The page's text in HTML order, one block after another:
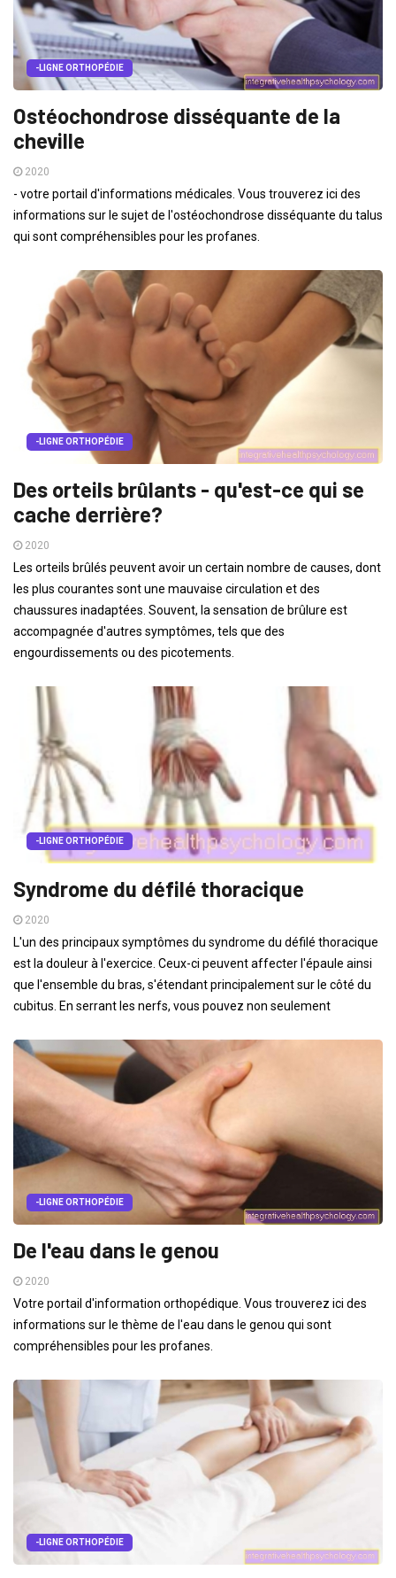
-LIGNE ORTHOPÉDIE
Ostéochondrose disséquante de la
cheville
2020
- votre portail d'informations médicales. Vous trouverez ici des
informations sur le sujet de l'ostéochondrose disséquante du talus
qui sont compréhensibles pour les profanes.
-LIGNE ORTHOPÉDIE
Des orteils brûlants - qu'est-ce qui se
cache derrière?
2020
Les orteils brûlés peuvent avoir un certain nombre de causes, dont
les plus courantes sont une mauvaise circulation et des
chaussures inadaptées. Souvent, la sensation de brûlure est
accompagnée d'autres symptômes, tels que des
engourdissements ou des picotements.
-LIGNE ORTHOPÉDIE
Syndrome du défilé thoracique
2020
L'un des principaux symptômes du syndrome du défilé thoracique
est la douleur à l'exercice. Ceux-ci peuvent affecter l'épaule ainsi
que l'ensemble du bras, s'étendant principalement sur le côté du
cubitus. En serrant les nerfs, vous pouvez non seulement
-LIGNE ORTHOPÉDIE
De l'eau dans le genou
2020
Votre portail d'information orthopédique. Vous trouverez ici des
informations sur le thème de l'eau dans le genou qui sont
compréhensibles pour les profanes.
-LIGNE ORTHOPÉDIE